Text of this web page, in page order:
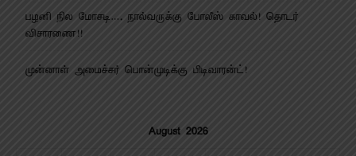
பழனி நில மோசடி…. நால்வருக்கு போலீஸ் காவல்! தொடர்
விசாரணை!!
முன்னாள் அமைச்சர் பொன்முடிக்கு பிடிவாரன்ட்!
August 2026